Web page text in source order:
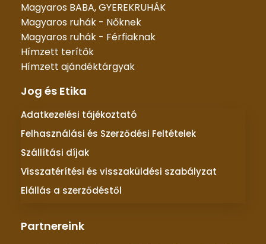
Magyaros BABA, GYEREKRUHÁK
Magyaros ruhák - Nőknek
Magyaros ruhák - Férfiaknak
Hímzett terítők
Hímzett ajándéktárgyak
Jog és Etika
Adatkezelési tájékoztató
Felhasználási és Szerződési Feltételek
Szállítási díjak
Visszatérítési és visszaküldési szabályzat
Elállás a szerződéstől
Partnereink